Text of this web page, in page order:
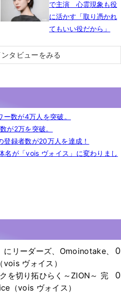
で主演 心霊現象も役
に活かす「取り憑かれ
てもいい役だから」
タビューをみる
数が4万人を突破。
2万を突破。
録者数が20万人を達成！
が「vois ヴォイス」に変わりまし
にリーダーズ、Omoinotake、
ヴォイス）
0
を切り拓ひらく～ZION～ 完
（vois ヴォイス）
0